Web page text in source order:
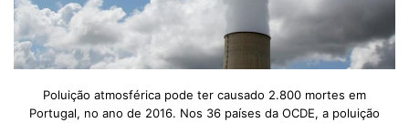
Poluição atmosférica pode ter causado 2.800 mortes em
Portugal, no ano de 2016. Nos 36 países da OCDE, a poluição